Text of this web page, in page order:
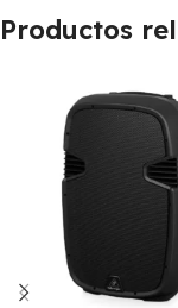
Productos